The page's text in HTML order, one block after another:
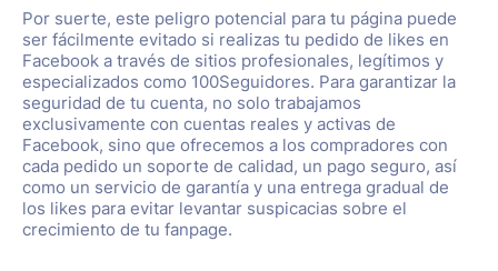
Por suerte, este peligro potencial para tu página puede
ser fácilmente evitado si realizas tu pedido de likes en
Facebook a través de sitios profesionales, legítimos y
especializados como 100Seguidores. Para garantizar la
seguridad de tu cuenta, no solo trabajamos
exclusivamente con cuentas reales y activas de
Facebook, sino que ofrecemos a los compradores con
cada pedido un soporte de calidad, un pago seguro, así
como un servicio de garantía y una entrega gradual de
los likes para evitar levantar suspicacias sobre el
crecimiento de tu fanpage.